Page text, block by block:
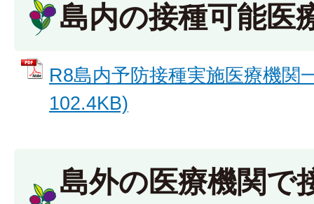
島内の接種可能医
R8島内予防接種実施医療機関
102.4KB)
島外の医療機関で